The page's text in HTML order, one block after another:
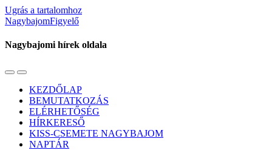
Ugrás a tartalomhoz
NagybajomFigyelő
Nagybajomi hírek oldala
Váltás
mobil
menüre
Használja
keresés
mezőt
KEZDŐLAP
BEMUTATKOZÁS
ELÉRHETŐSÉG
HÍRKERESŐ
KISS-CSEMETE NAGYBAJOM
NAPTÁR